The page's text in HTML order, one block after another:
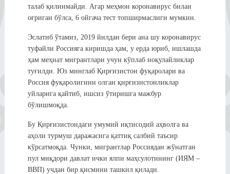
талаб қилинмайди. Агар меҳмон коронавирус билан
оғриган бўлса, 6 ойгача тест топширмаслиги мумкин.
Эслатиб ўтамиз, 2019 йилдан бери ана шу коронавирус
туфайли Россияга киришда ҳам, у ерда юриб, ишлашда
ҳам меҳнат мигрантлари учун кўплаб ноқулайликлар
туғилди. Юз минглаб Қирғизистон фуқаролари ва
Россия фуқаролигини олган қирғизистонликлар
уйларига қайтиб, ишсиз ўтиришга мажбур
бўлишмоқда.
Бу Қирғизистондаги умумий иқтисодий аҳволга ва
аҳоли турмуш даражасига қаттиқ салбий таъсир
кўрсатмоқда. Чунки, мигрантлар Россиядан жўнатган
пул миқдори давлат ички ялпи маҳсулотининг (ИЯМ –
ВВП) учдан бир қисмини ташкил қилади.